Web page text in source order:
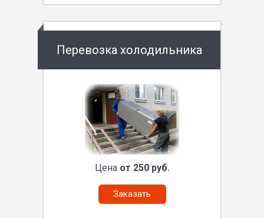
Перевозка холодильника
Цена от 250 руб.
Заказать